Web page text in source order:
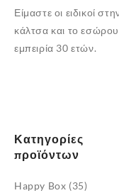
Είμαστε οι ειδικοί
κάλτσα και το
εμπειρία 30 ετών.
Κατηγορίες
προϊόντων
Happy Box (35)